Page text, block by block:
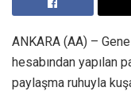
ANKARA (AA) –
hesabından yapılan
paylaşma ruhuyla